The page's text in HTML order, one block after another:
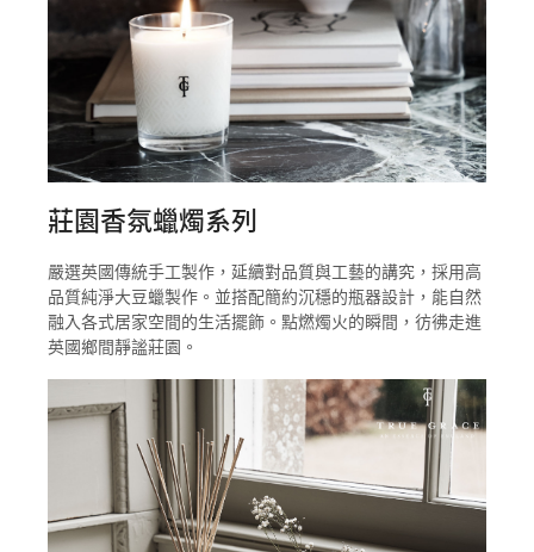
莊園香氛蠟燭系列
嚴選英國傳統手工製作，延續對品質與工藝的講究，採用高
品質純淨大豆蠟製作。並搭配簡約沉穩的瓶器設計，能自然
融入各式居家空間的生活擺飾。點燃燭火的瞬間，彷彿走進
英國鄉間靜謐莊園。